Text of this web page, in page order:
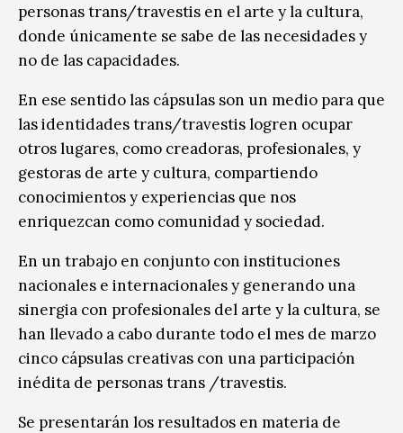
personas trans/travestis en el arte y la cultura,
donde únicamente se sabe de las necesidades y
no de las capacidades.
En ese sentido las cápsulas son un medio para que
las identidades trans/travestis logren ocupar
otros lugares, como creadoras, profesionales, y
gestoras de arte y cultura, compartiendo
conocimientos y experiencias que nos
enriquezcan como comunidad y sociedad.
En un trabajo en conjunto con instituciones
nacionales e internacionales y generando una
sinergia con profesionales del arte y la cultura, se
han llevado a cabo durante todo el mes de marzo
cinco cápsulas creativas con una participación
inédita de personas trans /travestis.
Se presentarán los resultados en materia de